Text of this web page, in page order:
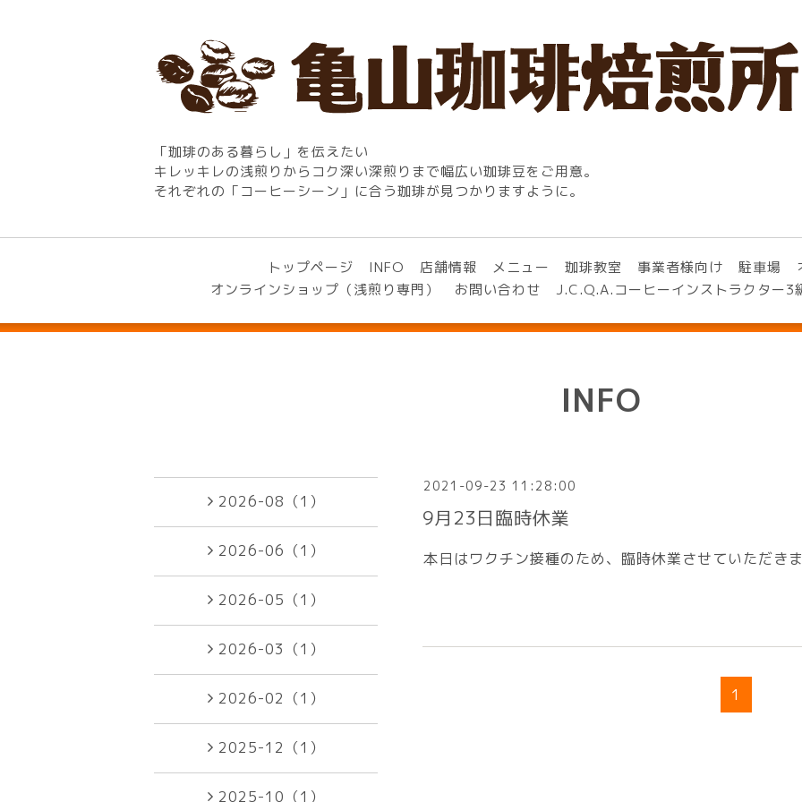
「珈琲のある暮らし」を伝えたい
キレッキレの浅煎りからコク深い深煎りまで幅広い珈琲豆をご用意。
それぞれの「コーヒーシーン」に合う珈琲が見つかりますように。
トップページ INFO 店舗情報 メニュー 珈琲教室 事業者様向け 駐車場
オンラインショップ（浅煎り専門）
お問い合わせ J.C.Q.A.コーヒーインストラクター3
INFO
2021-09-23 11:28:00
9月23日臨時休業
本日はワクチン接種のため、臨時休業させていただき
1
2026-08（1）
2026-06（1）
2026-05（1）
2026-03（1）
2026-02（1）
2025-12（1）
2025-10（1）